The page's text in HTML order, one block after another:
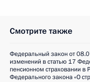
Смотрите также
Федеральный закон от
изменений в статью 17
пенсионном страховании
Федерального закона «О